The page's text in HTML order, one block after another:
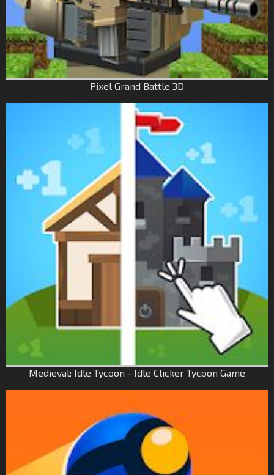
Pixel Grand Battle 3D
Medieval: Idle Tycoon - Idle Clicker Tycoon Game